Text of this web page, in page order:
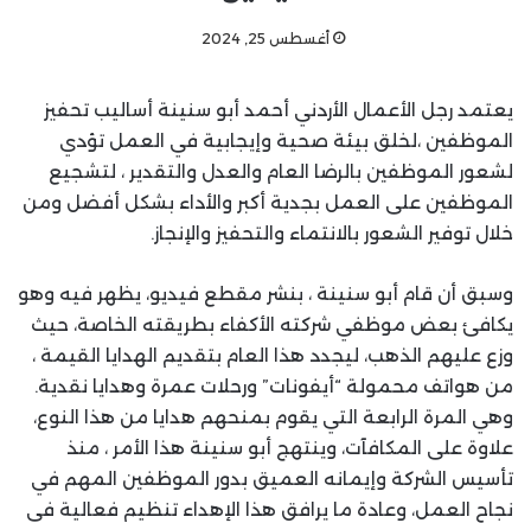
أغسطس 25, 2024
يعتمد رجل الأعمال الأردني أحمد أبو سنينة أساليب تحفيز
الموظفين ،لخلق بيئة صحية وإيجابية في العمل تؤدي
لشعور الموظفين بالرضا العام والعدل والتقدير ، لتشجيع
الموظفين على العمل بجدية أكبر والأداء بشكل أفضل ومن
خلال توفير الشعور بالانتماء والتحفيز والإنجاز.
وسبق أن قام أبو سنينة ، بنشر مقطع فيديو، يظهر فيه وهو
يكافئ بعض موظفي شركته الأكفاء بطريقته الخاصة، حيث
وزع عليهم الذهب، ليجدد هذا العام بتقديم الهدايا القيمة ،
من هواتف محمولة “أيفونات” ورحلات عمرة وهدايا نقدية.
وهي المرة الرابعة التي يقوم بمنحهم هدايا من هذا النوع،
علاوة على المكافآت، وينتهج أبو سنينة هذا الأمر ، منذ
تأسيس الشركة وإيمانه العميق بدور الموظفين المهم في
نجاح العمل، وعادة ما يرافق هذا الإهداء تنظيم فعالية في